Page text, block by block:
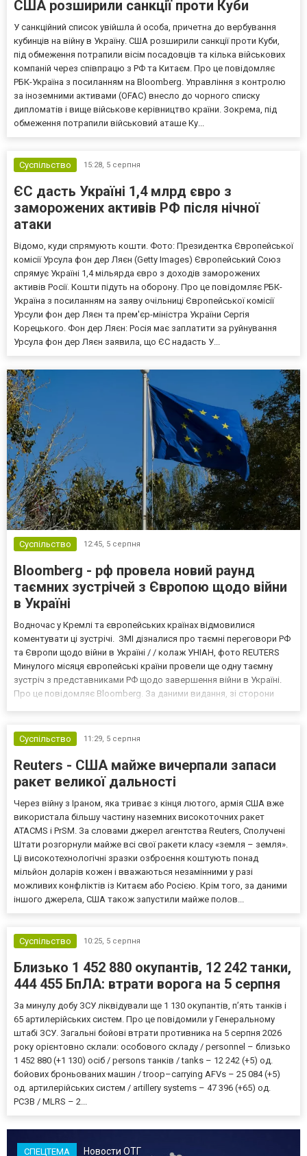
США розширили санкції проти Куби
У санкційний список увійшла й особа, причетна до вербування
кубинців на війну в Україну. США розширили санкції проти Куби,
під обмеження потрапили вісім посадовців та кілька військових
компаній через співпрацю з РФ та Китаєм. Про це повідомляє
РБК-Україна з посиланням на Bloomberg. Управління з контролю
за іноземними активами (OFAC) внесло до чорного списку
дипломатів і вище військове керівництво країни. Зокрема, під
обмеження потрапили військовий аташе Ку...
Суспільство 15:28, 5 серпня
ЄС дасть Україні 1,4 млрд євро з
заморожених активів РФ після нічної
атаки
Відомо, куди спрямують кошти. Фото: Президентка Європейської
комісії Урсула фон дер Ляєн (Getty Images) Європейський Союз
спрямує Україні 1,4 мільярда євро з доходів заморожених
активів Росії. Кошти підуть на оборону. Про це повідомляє РБК-
Україна з посиланням на заяву очільниці Європейської комісії
Урсули фон дер Ляєн та прем'єр-міністра України Сергія
Корецького. Фон дер Ляєн: Росія має заплатити за руйнування
Урсула фон дер Ляєн заявила, що ЄС надасть У...
Суспільство 12:45, 5 серпня
Bloomberg - рф провела новий раунд
таємних зустрічей з Європою щодо війни
в Україні
Водночас у Кремлі та європейських країнах відмовилися
коментувати ці зустрічі. ЗМІ дізналися про таємні переговори РФ
та Європи щодо війни в Україні / / колаж УНІАН, фото REUTERS
Минулого місяця європейські країни провели ще одну таємну
зустріч з представниками РФ щодо завершення війни в Україні.
Про це повідомляє Bloomberg. За даними видання, зі сторони
Суспільство
11:29, 5 серпня
Reuters - США майже вичерпали запаси
ракет великої дальності
Через війну з Іраном, яка триває з кінця лютого, армія США вже
використала більшу частину наземних високоточних ракет
ATACMS і PrSM. За словами джерел агентства Reuters, Сполучені
Штати розгорнули майже всі свої ракети класу «земля – земля».
Ці високотехнологічні зразки озброєння коштують понад
мільйон доларів кожен і вважаються незамінними у разі
можливих конфліктів із Китаєм або Росією. Крім того, за даними
іншого джерела, США також запустили майже полов...
Суспільство 10:25, 5 серпня
Близько 1 452 880 окупантів, 12 242 танки,
444 455 БпЛА: втрати ворога на 5 серпня
За минулу добу ЗСУ ліквідували ще 1 130 окупантів, пʼять танків і
65 артилерійських систем. Про це повідомили у Генеральному
штабі ЗСУ. Загальні бойові втрати противника на 5 серпня 2026
року орієнтовно склали: особового складу / personnel – близько
1 452 880 (+1 130) осіб / persons танків / tanks – 12 242 (+5) од.
бойових броньованих машин / troop–carrying AFVs – 25 084 (+5)
од. артилерійських систем / artillery systems – 47 396 (+65) од.
РСЗВ / MLRS – 2...
СПЕЦТЕМА Новости ОТГ